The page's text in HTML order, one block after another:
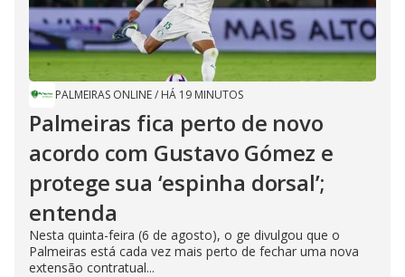
PALMEIRAS ONLINE/ HÁ 19 MINUTOS
Palmeiras fica perto de novo
acordo com Gustavo Gómez e
protege sua ‘espinha dorsal’;
entenda
Nesta quinta-feira (6 de agosto), o ge divulgou que o
Palmeiras está cada vez mais perto de fechar uma nova
extensão contratual...